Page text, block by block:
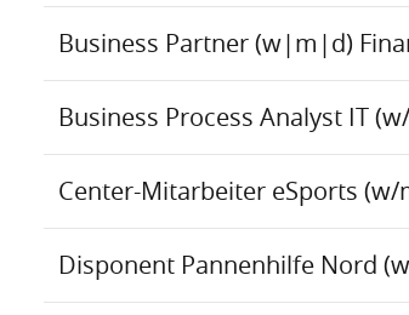
Business Partner (w|m|d)
Business Process Analyst IT
Center-Mitarbeiter eSports (w/
Disponent Pannenhilfe Nord